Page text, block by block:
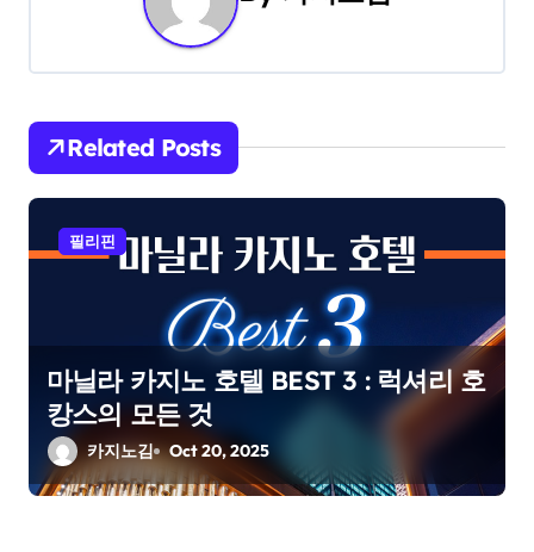
a
v
i
a
o
n
Related Posts
필리핀
마닐라 카지노 호텔 BEST 3 : 럭셔리 호
캉스의 모든 것
카지노김 Oct 20, 2025